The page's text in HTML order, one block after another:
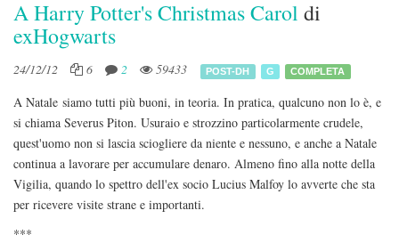
A Harry Potter's Christmas Carol di
exHogwarts
24/12/12 6 2 59433 POST-DH G COMPLETA
A Natale siamo tutti più buoni, in teoria. In pratica, qualcuno non lo è, e
si chiama Severus Piton. Usuraio e strozzino particolarmente crudele,
quest'uomo non si lascia sciogliere da niente e nessuno, e anche a Natale
continua a lavorare per accumulare denaro. Almeno fino alla notte della
Vigilia, quando lo spettro dell'ex socio Lucius Malfoy lo avverte che sta
per ricevere visite strane e importanti.
***